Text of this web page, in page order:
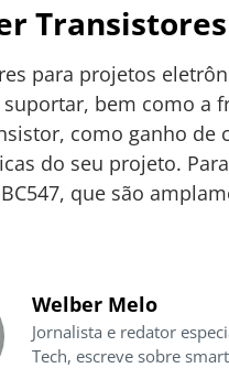
para projetos
bem como a
como ganho de
do seu projeto.
que são
Welber Melo
Jornalista e redator
Tech, escreve sobre